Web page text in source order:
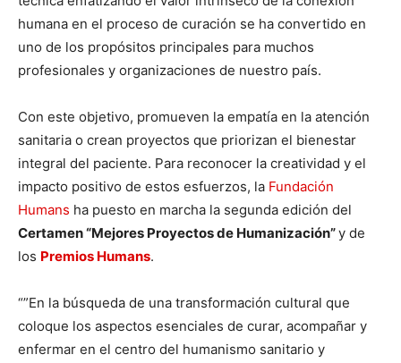
humana en el proceso de curación se ha convertido en
uno de los propósitos principales para muchos
profesionales y organizaciones de nuestro país.
Con este objetivo, promueven la empatía en la atención
sanitaria o crean proyectos que priorizan el bienestar
integral del paciente. Para reconocer la creatividad y el
impacto positivo de estos esfuerzos, la Fundación
Humans ha puesto en marcha la segunda edición del
Certamen “Mejores Proyectos de Humanización”y de
los Premios Humans.
“”En la búsqueda de una transformación cultural que
coloque los aspectos esenciales de curar, acompañar y
enfermar en el centro del humanismo sanitario y